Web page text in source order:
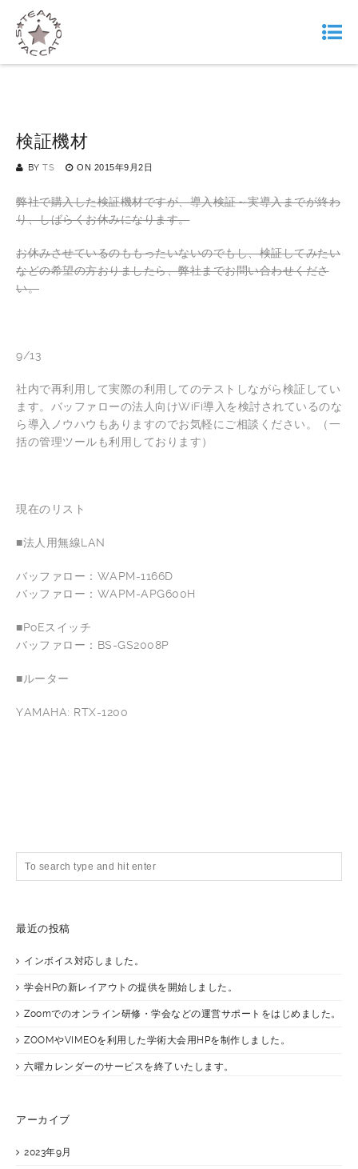
検証機材
BY TS ON 2015年9月2日
弊社で購入した検証機材ですが、導入検証～実導入までが終わ
り、しばらくお休みになります。
お休みさせているのももったいないのでもし、検証してみたい
などの希望の方おりましたら、弊社までお問い合わせくださ
い。
9/13
社内で再利用して実際の利用してのテストしながら検証してい
ます。バッファローの法人向けWiFi導入を検討されているのな
ら導入ノウハウもありますのでお気軽にご相談ください。（一
括の管理ツールも利用しております）
現在のリスト
■法人用無線LAN
バッファロー：WAPM-1166D
バッファロー：WAPM-APG600H
■PoEスイッチ
バッファロー：BS-GS2008P
■ルーター
YAMAHA: RTX-1200
最近の投稿
インボイス対応しました。
学会HPの新レイアウトの提供を開始しました。
Zoomでのオンライン研修・学会などの運営サポートをはじめました。
ZOOMやVIMEOを利用した学術大会用HPを制作しました。
六曜カレンダーのサービスを終了いたします。
アーカイブ
2023年9月